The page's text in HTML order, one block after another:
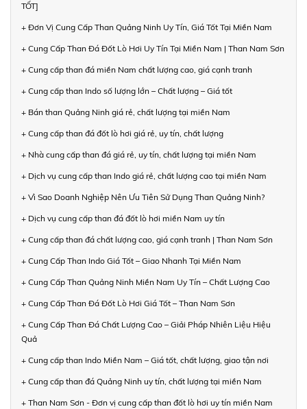
TỐT]
+ Đơn Vị Cung Cấp Than Quảng Ninh Uy Tín, Giá Tốt Tại Miền Nam
+ Cung Cấp Than Đá Đốt Lò Hơi Uy Tín Tại Miền Nam | Than Nam Sơn
+ Cung cấp than đá miền Nam chất lượng cao, giá cạnh tranh
+ Cung cấp than Indo số lượng lớn – Chất lượng – Giá tốt
+ Bán than Quảng Ninh giá rẻ, chất lượng tại miền Nam
+ Cung cấp than đá đốt lò hơi giá rẻ, uy tín, chất lượng
+ Nhà cung cấp than đá giá rẻ, uy tín, chất lượng tại miền Nam
+ Dịch vụ cung cấp than Indo giá rẻ, chất lượng cao tại miền Nam
+ Vì Sao Doanh Nghiệp Nên Ưu Tiên Sử Dụng Than Quảng Ninh?
+ Dịch vụ cung cấp than đá đốt lò hơi miền Nam uy tín
+ Cung cấp than đá chất lượng cao, giá cạnh tranh | Than Nam Sơn
+ Cung Cấp Than Indo Giá Tốt – Giao Nhanh Tại Miền Nam
+ Cung Cấp Than Quảng Ninh Miền Nam Uy Tín – Chất Lượng Cao
+ Cung Cấp Than Đá Đốt Lò Hơi Giá Tốt – Than Nam Sơn
+ Cung Cấp Than Đá Chất Lượng Cao – Giải Pháp Nhiên Liệu Hiệu
Quả
+ Cung cấp than Indo Miền Nam – Giá tốt, chất lượng, giao tận nơi
+ Cung cấp than đá Quảng Ninh uy tín, chất lượng tại miền Nam
+ Than Nam Sơn - Đơn vị cung cấp than đốt lò hơi uy tín miền Nam